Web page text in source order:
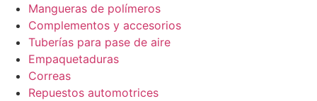
Mangueras de polímeros
Complementos y accesorios
Tuberías para pase de aire
Empaquetaduras
Correas
Repuestos automotrices